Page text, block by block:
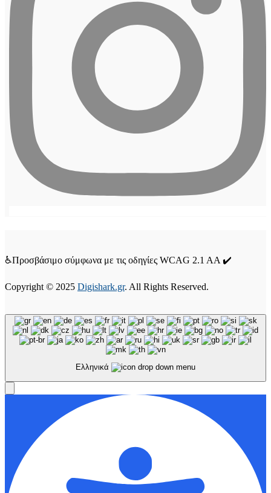
♿Προσβάσιμο σύμφωνα με τις οδηγίες WCAG 2.1 AA ✔️
Copyright © 2025 Digishark.gr. All Rights Reserved.
Ελληνικά